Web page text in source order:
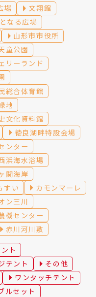
場
文翔館
なる広場
山形市市役所
童公園
リーランド
総合体育館
地
文化資料館
徳良湖畔特設会場
ンター
浜海水浴場
関海岸
すい
カモンマーレ
ン三川
機センター
赤川河川敷
ト
テント
その他
ワンタッチテント
ルセット